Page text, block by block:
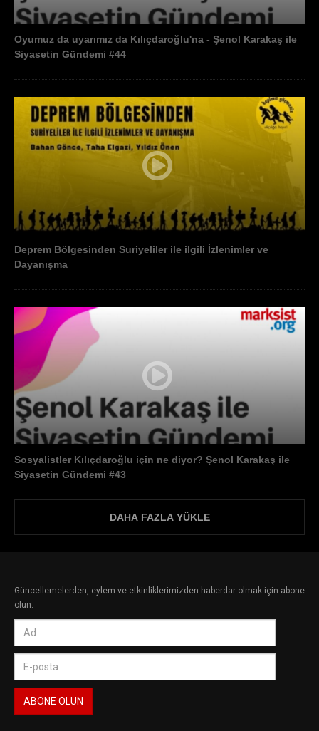
Oyumuz da uyarımız da Kılıçdaroğlu'na - Şenol Karakaş ile
Siyasetin Gündemi #44
Deprem Bölgesinden Suriyeliler ile ilgili İzlenimler ve
Dayanışma
Sosyalistler Kılıçdaroğlu için ne diyor? Şenol Karakaş ile
Siyasetin Gündemi #43
DAHA FAZLA YÜKLE
Güncellemelerden, eylem ve etkinliklerimizden haberdar olmak için abone
olun.